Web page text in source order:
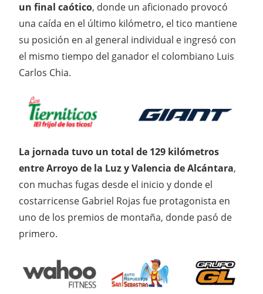
un final caótico, donde un aficionado provocó
una caída en el último kilómetro, el tico mantiene
su posición en al general individual e ingresó con
el mismo tiempo del ganador el colombiano Luis
Carlos Chia.
La jornada tuvo un total de 129 kilómetros
entre Arroyo de la Luz y Valencia de Alcántara,
con muchas fugas desde el inicio y donde el
costarricense Gabriel Rojas fue protagonista en
uno de los premios de montaña, donde pasó de
primero.